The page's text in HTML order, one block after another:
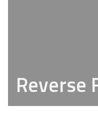
Reverse